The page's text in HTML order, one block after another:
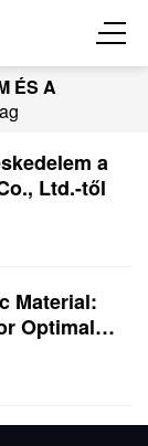
ÉS A
a
Ltd.-től
Material:
Optimal